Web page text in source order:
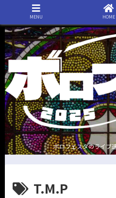
ボロフェスタのライブ
T.M.P
MENU HOME